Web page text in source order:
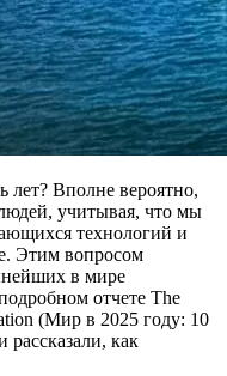
лет? Вполне вероятно,
учитывая, что мы
технологий и
Этим вопросом
в мире
отчете The
(Мир в 2025 году: 10
как